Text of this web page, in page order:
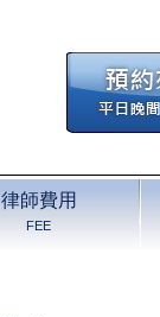
律師費用
FEE